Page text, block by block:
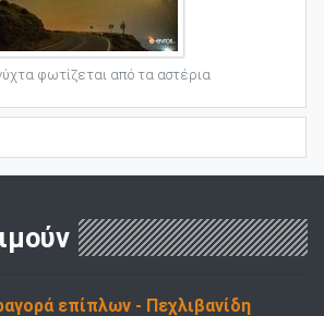
φωτίζεται από τα αστέρια
επίπλων - Πεχλιβανίδη